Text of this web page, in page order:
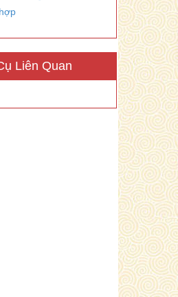
Liên Quan